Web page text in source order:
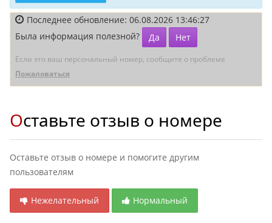
Последнее обновление: 06.08.2026 13:46:27
Была информация полезной?
Да Нет
Если это ваш персональный номер, сообщите о проблеме
Пожаловаться
Оставьте отзыв о номере
Оставьте отзыв о номере и помогите другим
пользователям
Нежелательный Нормальный